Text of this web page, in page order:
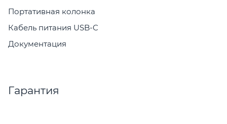
Портативная колонка
Кабель питания USB-C
Документация
Гарантия